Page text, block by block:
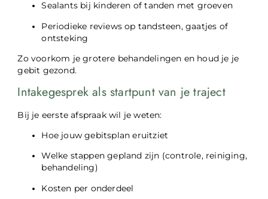
Sealants bij kinderen of tanden met groeven
Periodieke reviews op tandsteen, gaatjes of
ontsteking
Zo voorkom je grotere behandelingen en houd je je
gebit gezond.
Intakegesprek als startpunt van je traject
Bij je eerste afspraak wil je weten:
Hoe jouw gebitsplan eruitziet
Welke stappen gepland zijn (controle, reiniging,
behandeling)
Kosten per onderdeel